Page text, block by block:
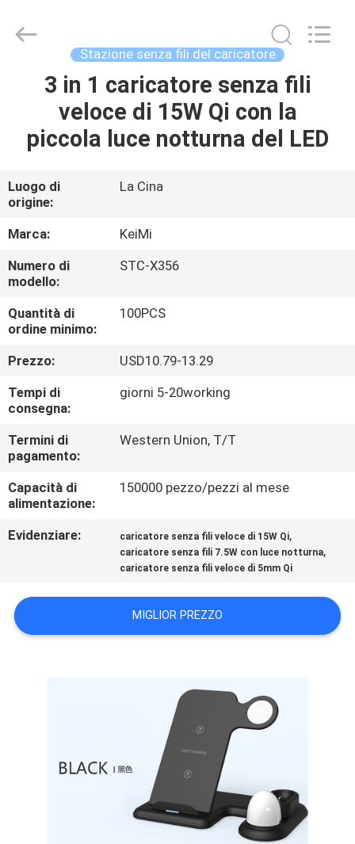
CASA
PRODOTTI
CIRCA
NOI
GIRO
DELLA
FABBRICA
CONTROLLO
DI
QUALITÀ
CONTATTICI
MAPPA
POLICY
Industrial
Stazione senza fili del caricatore
3 in 1 caricatore senza fili
veloce di 15W Qi con la
piccola luce notturna del LED
Luogo di
origine:
La Cina
Marca:
KeiMi
Numero di
modello:
STC-X356
Quantità di
ordine minimo:
100PCS
Prezzo:
USD10.79-13.29
Tempi di
consegna:
giorni 5-20working
Termini di
pagamento:
Western Union, T/T
Capacità di
alimentazione:
150000 pezzo/pezzi al mese
Evidenziare: caricatore senza fili veloce di 15W Qi,
caricatore senza fili 7.5W con luce notturna,
caricatore senza fili veloce di 5mm Qi
MIGLIOR PREZZO